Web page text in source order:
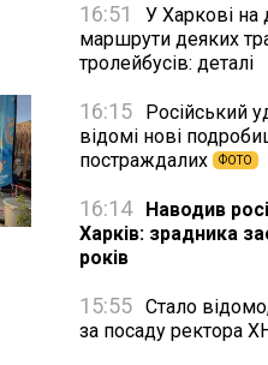
16:51
У Харкові на
маршрути деяких
тролейбусів: деталі
16:15
Російський
відомі нові
постраждалих
ФОТО
16:14
Наводив
Харків: зрадника
років
15:55 Стало
за посаду ректора